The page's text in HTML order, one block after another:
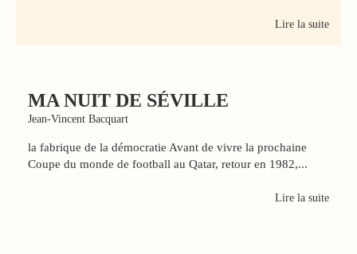
Lire la suite
MA NUIT DE SÉVILLE
Jean-Vincent Bacquart
la fabrique de la démocratie Avant de vivre la prochaine
Coupe du monde de football au Qatar, retour en 1982,...
Lire la suite